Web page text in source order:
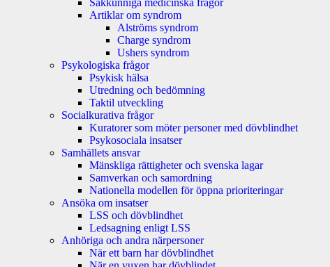
Sakkunniga medicinska frågor
Artiklar om syndrom
Alströms syndrom
Charge syndrom
Ushers syndrom
Psykologiska frågor
Psykisk hälsa
Utredning och bedömning
Taktil utveckling
Socialkurativa frågor
Kuratorer som möter personer med dövblindhet
Psykosociala insatser
Samhällets ansvar
Mänskliga rättigheter och svenska lagar
Samverkan och samordning
Nationella modellen för öppna prioriteringar
Ansöka om insatser
LSS och dövblindhet
Ledsagning enligt LSS
Anhöriga och andra närpersoner
När ett barn har dövblindhet